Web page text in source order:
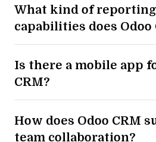
What kind of reporting
capabilities does Odoo
Is there a mobile app
CRM?
How does Odoo CRM
team collaboration?